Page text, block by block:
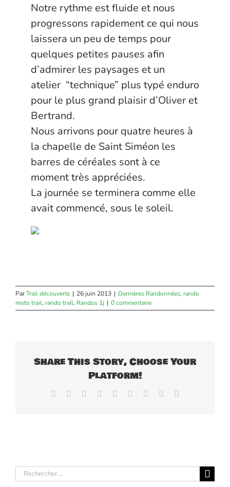
Notre rythme est fluide et nous
progressons rapidement ce qui nous
laissera un peu de temps pour
quelques petites pauses afin
d’admirer les paysages et un
atelier “technique” plus typé enduro
pour le plus grand plaisir d’Oliver et
Bertrand.
Nous arrivons pour quatre heures à
la chapelle de Saint Siméon les
barres de céréales sont à ce
moment très appréciées.
La journée se terminera comme elle
avait commencé, sous le soleil.
ParTrail découverte | 26 juin 2013 | Dernières Randonnées, rando
moto trail, rando trail, Randos 1j | 0 commentaire
Share This Story, Choose Your
Platform!
Facebook Reddit LinkedInWhatsApp
TumblrPinterest
Rechercher: